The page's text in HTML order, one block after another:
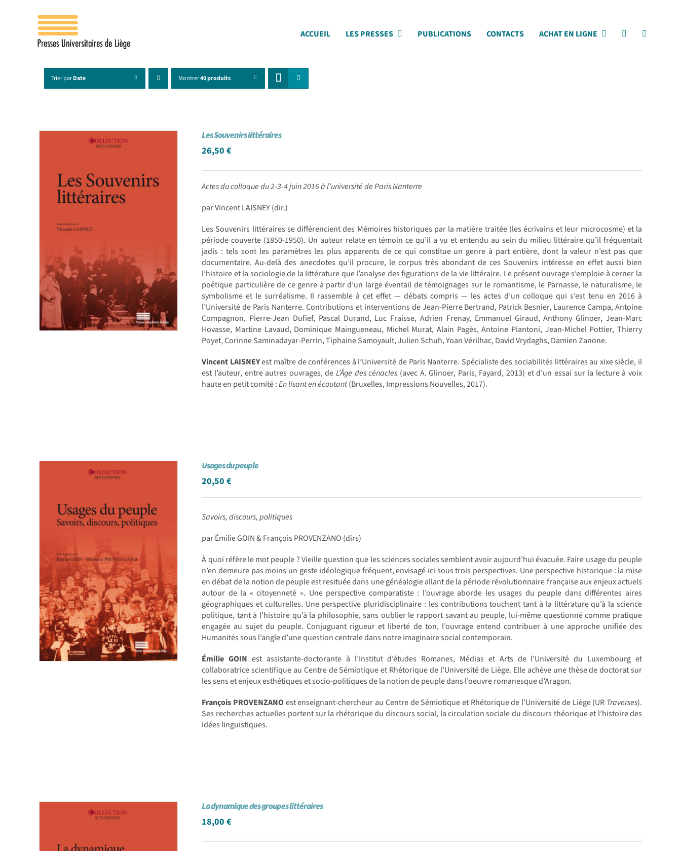
ACCUEIL LES PRESSES PUBLICATIONS CONTACTS ACHAT EN LIGNE
Trier parDate Montrer40 produits
Les Souvenirs littéraires
26,50€
Actes du colloque du 2-3-4 juin 2016 à l’université de Paris Nanterre
par Vincent LAISNEY (dir.)
Les Souvenirs littéraires se différencient des Mémoires historiques par la matière traitée (les écrivains et leur microcosme) et la
période couverte (1850-1950). Un auteur relate en témoin ce qu’il a vu et entendu au sein du milieu littéraire qu’il fréquentait
jadis : tels sont les paramètres les plus apparents de ce qui constitue un genre à part entière, dont la valeur n’est pas que
documentaire. Au-delà des anecdotes qu’il procure, le corpus très abondant de ces Souvenirs intéresse en effet aussi bien
l’histoire et la sociologie de la littérature que l’analyse des figurations de la vie littéraire. Le présent ouvrage s’emploie à cerner la
poétique particulière de ce genre à partir d’un large éventail de témoignages sur le romantisme, le Parnasse, le naturalisme, le
symbolisme et le surréalisme. Il rassemble à cet effet — débats compris — les actes d’un colloque qui s’est tenu en 2016 à
l’Université de Paris Nanterre. Contributions et interventions de Jean-Pierre Bertrand, Patrick Besnier, Laurence Campa, Antoine
Compagnon, Pierre-Jean Dufief, Pascal Durand, Luc Fraisse, Adrien Frenay, Emmanuel Giraud, Anthony Glinoer, Jean-Marc
Hovasse, Martine Lavaud, Dominique Maingueneau, Michel Murat, Alain Pagès, Antoine Piantoni, Jean-Michel Pottier, Thierry
Poyet, Corinne Saminadayar-Perrin, Tiphaine Samoyault, Julien Schuh, Yoan Vérilhac, David Vrydaghs, Damien Zanone.
Vincent LAISNEYest maître de conférences à l’Université de Paris Nanterre. Spécialiste des sociabilités littéraires au xixe siècle, il
est l’auteur, entre autres ouvrages, de L’Âge des cénacles (avec A. Glinoer, Paris, Fayard, 2013) et d’un essai sur la lecture à voix
haute en petit comité :En lisant en écoutant(Bruxelles, Impressions Nouvelles, 2017).
Usages du peuple
20,50€
Savoirs, discours, politiques
par Émilie GOIN & François PROVENZANO (dirs)
À quoi réfère le mot peuple ? Vieille question que les sciences sociales semblent avoir aujourd’hui évacuée. Faire usage du peuple
n’en demeure pas moins un geste idéologique fréquent, envisagé ici sous trois perspectives. Une perspective historique : la mise
en débat de la notion de peuple est resituée dans une généalogie allant de la période révolutionnaire française aux enjeux actuels
autour de la « citoyenneté ». Une perspective comparatiste : l’ouvrage aborde les usages du peuple dans différentes aires
géographiques et culturelles. Une perspective pluridisciplinaire : les contributions touchent tant à la littérature qu’à la science
politique, tant à l’histoire qu’à la philosophie, sans oublier le rapport savant au peuple, lui-même questionné comme pratique
engagée au sujet du peuple. Conjuguant rigueur et liberté de ton, l’ouvrage entend contribuer à une approche unifiée des
Humanités sous l’angle d’une question centrale dans notre imaginaire social contemporain.
Émilie GOIN est assistante-doctorante à l’Institut d’études Romanes, Médias et Arts de l’Université du Luxembourg et
collaboratrice scientifique au Centre de Sémiotique et Rhétorique de l’Université de Liège. Elle achève une thèse de doctorat sur
les sens et enjeux esthétiques et socio-politiques de la notion de peuple dans l’oeuvre romanesque d’Aragon.
François PROVENZANOest enseignant-chercheur au Centre de Sémiotique et Rhétorique de l’Université de Liège (UR Traverses).
Ses recherches actuelles portent sur la rhétorique du discours social, la circulation sociale du discours théorique et l’histoire des
idées linguistiques.
La dynamique des groupes littéraires
18,00€